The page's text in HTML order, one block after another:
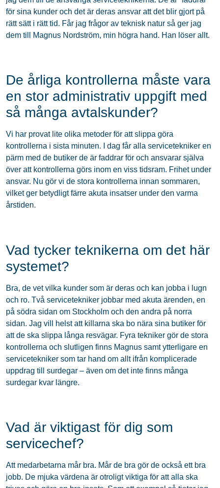
för sina kunder och det är deras ansvar att det blir gjort på
rätt sätt i rätt tid. Får jag frågor av teknisk natur så ger jag
dem till Magnus Nordström, min högra hand. Han löser allt.
De årliga kontrollerna måste vara
en stor administrativ uppgift med
så många avtalskunder?
Vi har provat lite olika metoder för att slippa göra
kontrollerna i sista minuten. I dag får alla servicetekniker en
pärm med de butiker de är faddrar för och ansvarar själva
över att kontrollerna görs inom en viss tidsram. Frihet under
ansvar. Nu gör vi de stora kontrollerna innan sommaren,
vilket ger betydligt färre akuta insatser under den varma
årstiden.
Vad tycker teknikerna om det här
systemet?
Bra, de vet vilka kunder som är deras och kan jobba i lugn
och ro. Två servicetekniker jobbar med akuta ärenden, en
på södra sidan om Stockholm och den andra på norra
sidan. Jag vill helst att killarna ska bo nära sina butiker för
att de ska slippa långa resvägar. Fyra tekniker gör de stora
kontrollerna och slutligen finns Magnus samt ytterligare en
servicetekniker som tar hand om allt ifrån komplicerade
uppdrag till surdegar – även om det inte finns många
surdegar kvar längre.
Vad är viktigast för dig som
servicechef?
Att medarbetarna mår bra. Mår de bra gör de också ett bra
jobb. De mjuka värdena är otroligt viktiga för att alla ska